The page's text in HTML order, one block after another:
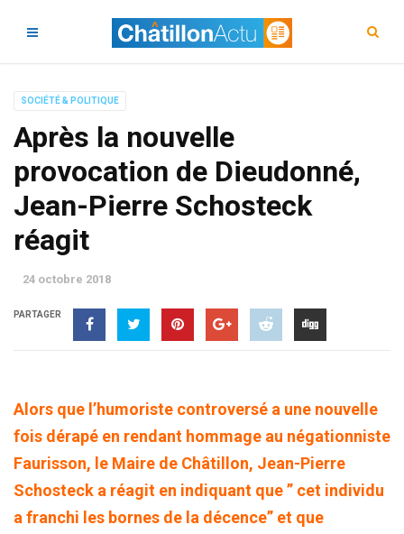
SOCIÉTÉ & POLITIQUE
Après la nouvelle
provocation de Dieudonné,
Jean-Pierre Schosteck
réagit
24 octobre 2018
PARTAGER
Alors que l’humoriste controversé a une nouvelle
fois dérapé en rendant hommage au négationniste
Faurisson, le Maire de Châtillon, Jean-Pierre
Schosteck a réagit en indiquant que ” cet individu
a franchi les bornes de la décence” et que